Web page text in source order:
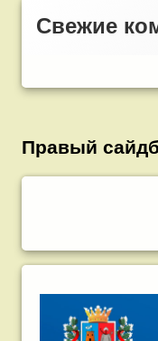
Свежие
Правый